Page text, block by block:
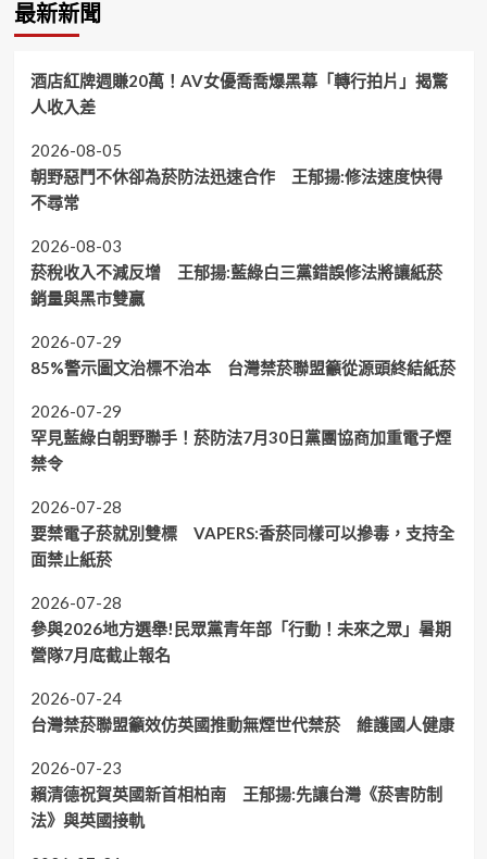
最新新聞
酒店紅牌週賺20萬！AV女優喬喬爆黑幕「轉行拍片」揭驚
人收入差
2026-08-05
朝野惡鬥不休卻為菸防法迅速合作 王郁揚:修法速度快得
不尋常
2026-08-03
菸稅收入不減反增 王郁揚:藍綠白三黨錯誤修法將讓紙菸
銷量與黑市雙贏
2026-07-29
85%警示圖文治標不治本 台灣禁菸聯盟籲從源頭終結紙菸
2026-07-29
罕見藍綠白朝野聯手！菸防法7月30日黨團協商加重電子煙
禁令
2026-07-28
要禁電子菸就別雙標 VAPERS:香菸同樣可以摻毒，支持全
面禁止紙菸
2026-07-28
參與2026地方選舉!民眾黨青年部「行動！未來之眾」暑期
營隊7月底截止報名
2026-07-24
台灣禁菸聯盟籲效仿英國推動無煙世代禁菸 維護國人健康
2026-07-23
賴清德祝賀英國新首相柏南 王郁揚:先讓台灣《菸害防制
法》與英國接軌